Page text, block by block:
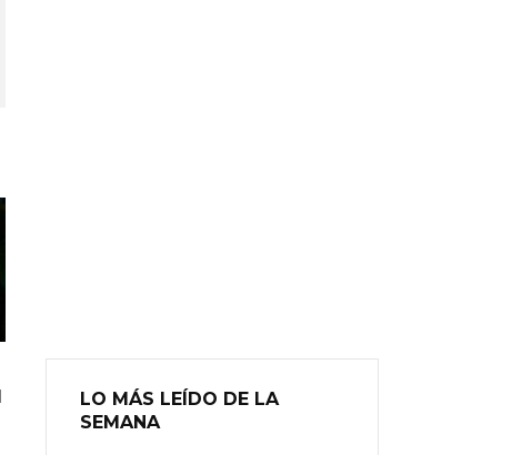
LO MÁS LEÍDO DE LA
SEMANA